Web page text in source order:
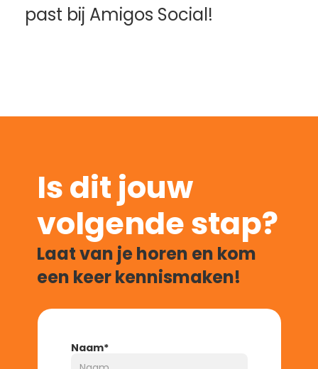
past bij Amigos Social!
Is dit jouw
volgende stap?
Laat van je horen en kom
een keer kennismaken!
Naam*